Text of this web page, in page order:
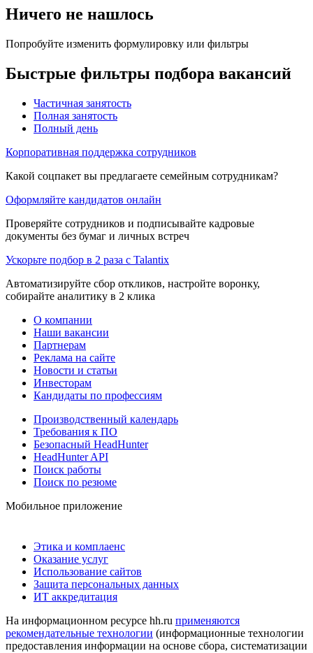
Ничего не нашлось
Попробуйте изменить формулировку или фильтры
Быстрые фильтры подбора вакансий
Частичная занятость
Полная занятость
Полный день
Корпоративная поддержка сотрудников
Какой соцпакет вы предлагаете семейным сотрудникам?
Оформляйте кандидатов онлайн
Проверяйте сотрудников и подписывайте кадровые
документы без бумаг и личных встреч
Ускорьте подбор в 2 раза с Talantix
Автоматизируйте сбор откликов, настройте воронку,
собирайте аналитику в 2 клика
О компании
Наши вакансии
Партнерам
Реклама на сайте
Новости и статьи
Инвесторам
Кандидаты по профессиям
Производственный календарь
Требования к ПО
Безопасный HeadHunter
HeadHunter API
Поиск работы
Поиск по резюме
Мобильное приложение
Этика и комплаенс
Оказание услуг
Использование сайтов
Защита персональных данных
ИТ аккредитация
На информационном ресурсе hh.ru применяются
рекомендательные технологии (информационные технологии
предоставления информации на основе сбора, систематизации